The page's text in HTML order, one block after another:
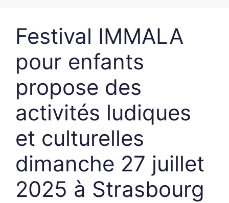
Festival IMMALA
pour enfants
propose des
activités ludiques
et culturelles
dimanche 27 juillet
2025 à Strasbourg